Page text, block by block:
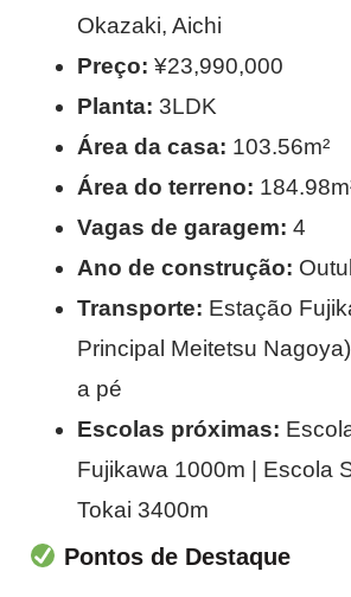
Okazaki, Aichi
Preço: ¥23,990,000
Planta: 3LDK
Área da casa: 103.56m²
Área do terreno:
Vagas de garagem: 4
Ano de construção:
Transporte: Estação
Principal Meitetsu
a pé
Escolas próximas:
Fujikawa 1000m | Escola
Tokai 3400m
Pontos de Destaque